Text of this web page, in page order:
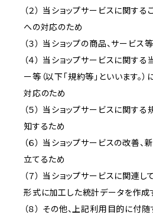
（２） 当ショップサービスに関す
への対応のため
（３） 当ショップの商品、サービス
（４） 当ショップサービスに関する
ー等（以下「規約等」といいます。
対応のため
（５） 当ショップサービスに関す
知するため
（６） 当ショップサービスの改善
立てるため
（７） 当ショップサービスに関連
形式に加工した統計データを作成
（８） その他、上記利用目的に付